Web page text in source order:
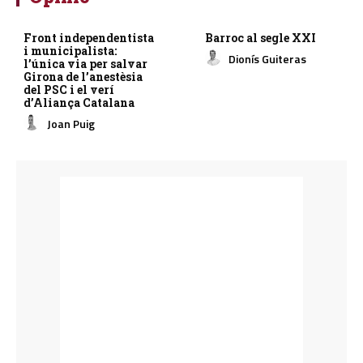
Front independentista
i municipalista:
l’única via per salvar
Girona de l’anestèsia
del PSC i el verí
d’Aliança Catalana
Joan Puig
Barroc al segle XXI
Dionís Guiteras